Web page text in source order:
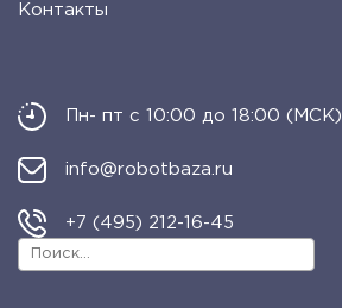
Контакты
Пн- пт с 10:00 до 18:00 (МСК)
info@robotbaza.ru
+7 (495) 212-16-45